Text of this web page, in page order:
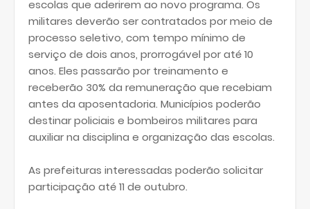
escolas que aderirem ao novo programa. Os
militares deverão ser contratados por meio de
processo seletivo, com tempo mínimo de
serviço de dois anos, prorrogável por até 10
anos. Eles passarão por treinamento e
receberão 30% da remuneração que recebiam
antes da aposentadoria. Municípios poderão
destinar policiais e bombeiros militares para
auxiliar na disciplina e organização das escolas.
As prefeituras interessadas poderão solicitar
participação até 11 de outubro.